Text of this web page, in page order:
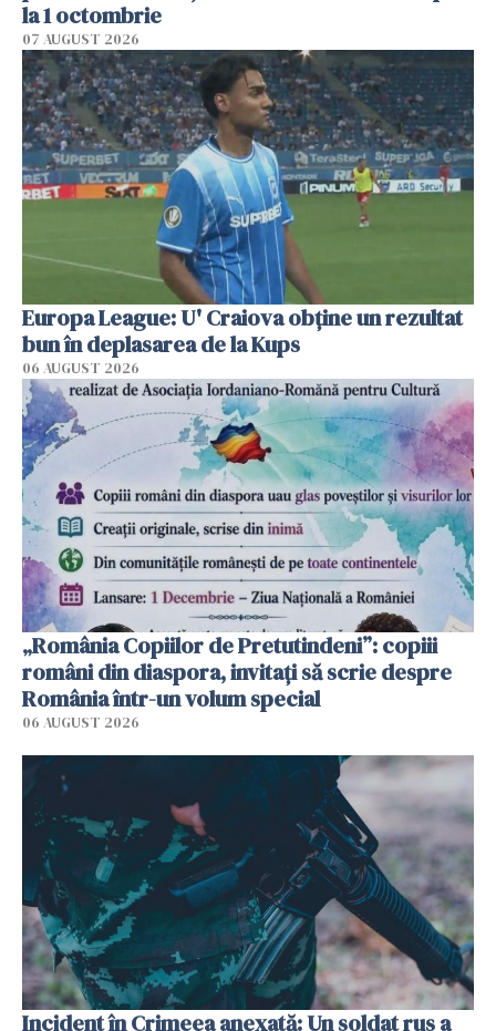
la 1 octombrie
07 AUGUST 2026
Europa League: U' Craiova obține un rezultat
bun în deplasarea de la Kups
06 AUGUST 2026
„România Copiilor de Pretutindeni”: copiii
români din diaspora, invitați să scrie despre
România într-un volum special
06 AUGUST 2026
Incident în Crimeea anexată: Un soldat rus a